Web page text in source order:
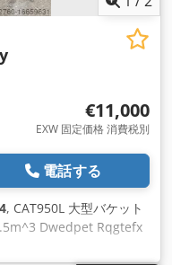
€11,000
EXW 固定価格 消費税別
電話する
, CAT950L 大型バケット
Dwedpet Rqgtefx